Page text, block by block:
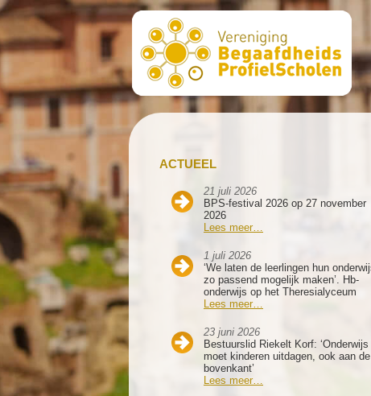
ACTUEEL
21 juli 2026
BPS-festival 2026 op 27 november
2026
Lees meer…
1 juli 2026
‘We laten de leerlingen hun
zo passend mogelijk maken’. Hb-
onderwijs op het Theresialyceum
Lees meer…
23 juni 2026
Bestuurslid Riekelt Korf: ‘Onderwijs
moet kinderen uitdagen, ook aan de
bovenkant’
Lees meer…